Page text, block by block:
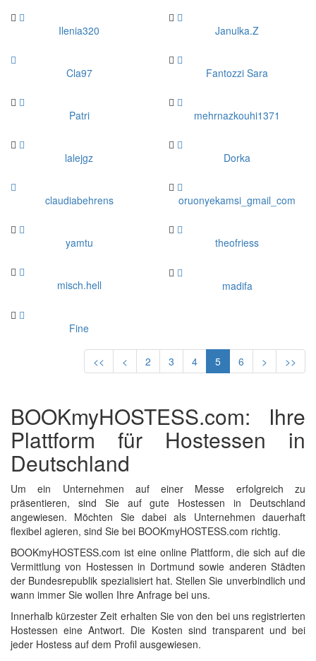
Ilenia320 Janulka.Z
Cla97 Fantozzi Sara
Patri mehrnazkouhi1371
lalejgz Dorka
claudiabehrens oruonyekamsi_gmail_com
yamtu theofriess
misch.hell madifa
Fine
<< < 2 3 4 5 6 > >>
BOOKmyHOSTESS.com: Ihre
Plattform für Hostessen in
Deutschland
Um ein Unternehmen auf einer Messe erfolgreich zu
präsentieren, sind Sie auf gute Hostessen in Deutschland
angewiesen. Möchten Sie dabei als Unternehmen dauerhaft
flexibel agieren, sind Sie bei BOOKmyHOSTESS.com richtig.
BOOKmyHOSTESS.com ist eine online Plattform, die sich auf die
Vermittlung von Hostessen in Dortmund sowie anderen Städten
der Bundesrepublik spezialisiert hat. Stellen Sie unverbindlich und
wann immer Sie wollen Ihre Anfrage bei uns.
Innerhalb kürzester Zeit erhalten Sie von den bei uns registrierten
Hostessen eine Antwort. Die Kosten sind transparent und bei
jeder Hostess auf dem Profil ausgewiesen.